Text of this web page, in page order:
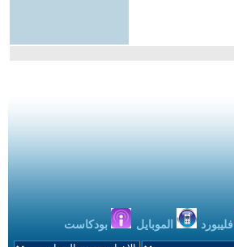
فليبورد الموبايل بودكاست